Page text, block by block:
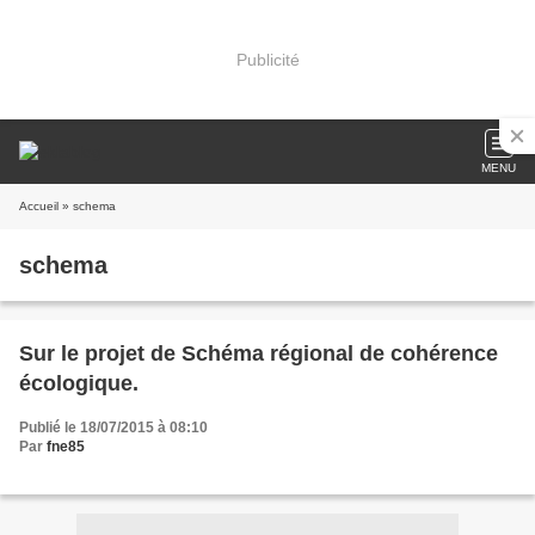
Publicité
MENU
Accueil » schema
schema
Sur le projet de Schéma régional de cohérence
écologique.
Publié le 18/07/2015 à 08:10
Par fne85